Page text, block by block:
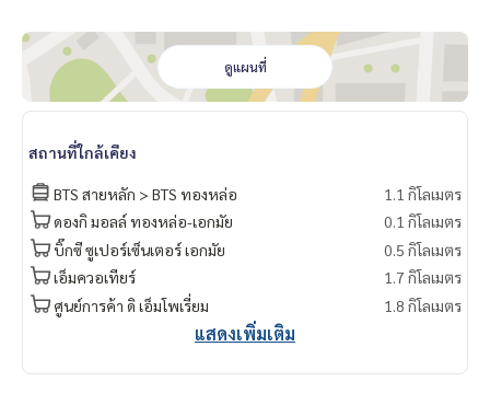
ดูแผนที่
สถานที่ใกล้เคียง
BTS สายหลัก > BTS ทองหล่อ
1.1 กิโลเมตร
ดองกิ มอลล์ ทองหล่อ-เอกมัย
0.1 กิโลเมตร
บิ๊กซี ซูเปอร์เซ็นเตอร์ เอกมัย
0.5 กิโลเมตร
เอ็มควอเทียร์
1.7 กิโลเมตร
ศูนย์การค้า ดิ เอ็มโพเรี่ยม
1.8 กิโลเมตร
แสดงเพิ่มเติม